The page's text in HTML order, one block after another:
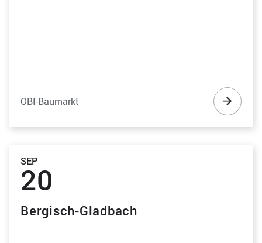
OBI-Baumarkt
SEP
20
Bergisch-Gladbach